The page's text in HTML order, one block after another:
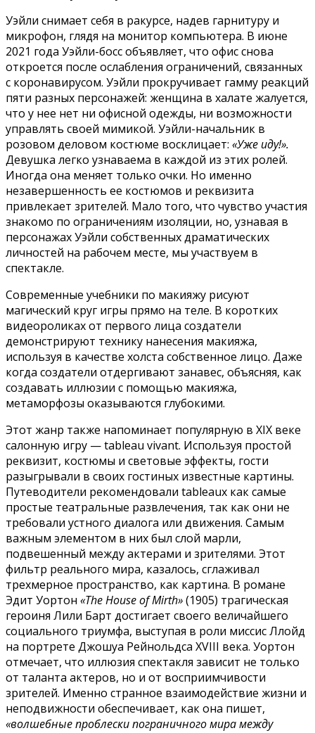
Уэйли снимает себя в ракурсе, надев гарнитуру и
микрофон, глядя на монитор компьютера. В июне
2021 года Уэйли-босс объявляет, что офис снова
откроется после ослабления ограничений, связанных
с коронавирусом. Уэйли прокручивает гамму реакций
пяти разных персонажей: женщина в халате жалуется,
что у нее нет ни офисной одежды, ни возможности
управлять своей мимикой. Уэйли-начальник в
розовом деловом костюме восклицает: «Уже иду!».
Девушка легко узнаваема в каждой из этих ролей.
Иногда она меняет только очки. Но именно
незавершенность ее костюмов и реквизита
привлекает зрителей. Мало того, что чувство участия
знакомо по ограничениям изоляции, но, узнавая в
персонажах Уэйли собственных драматических
личностей на рабочем месте, мы участвуем в
спектакле.
Современные учебники по макияжу рисуют
магический круг игры прямо на теле. В коротких
видеороликах от первого лица создатели
демонстрируют технику нанесения макияжа,
используя в качестве холста собственное лицо. Даже
когда создатели отдергивают занавес, объясняя, как
создавать иллюзии с помощью макияжа,
метаморфозы оказываются глубокими.
Этот жанр также напоминает популярную в XIX веке
салонную игру — tableau vivant. Используя простой
реквизит, костюмы и световые эффекты, гости
разыгрывали в своих гостиных известные картины.
Путеводители рекомендовали tableaux как самые
простые театральные развлечения, так как они не
требовали устного диалога или движения. Самым
важным элементом в них был слой марли,
подвешенный между актерами и зрителями. Этот
фильтр реального мира, казалось, сглаживал
трехмерное пространство, как картина. В романе
Эдит Уортон «The House of Mirth»(1905) трагическая
героиня Лили Барт достигает своего величайшего
социального триумфа, выступая в роли миссис Ллойд
на портрете Джошуа Рейнольдса XVIII века. Уортон
отмечает, что иллюзия спектакля зависит не только
от таланта актеров, но и от восприимчивости
зрителей. Именно странное взаимодействие жизни и
неподвижности обеспечивает, как она пишет,
«волшебные проблески пограничного мира между